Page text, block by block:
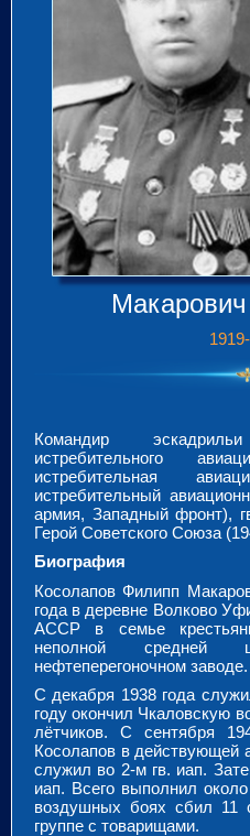
Командир
истребительного
истребительная
истребительный
армия, Западный фронт),
Герой Советского Союза
Биография
Косолапов Филипп
года в деревне Волково
АССР в семье
неполной
нефтеперегоночном
С декабря 1938 года
году окончил Чкаловскую
лётчиков. С сентября
Косолапов в действующей
служил во 2-м гв. иап.
иап. Всего выполнил
воздушных боях сбил
группе с товарищами.